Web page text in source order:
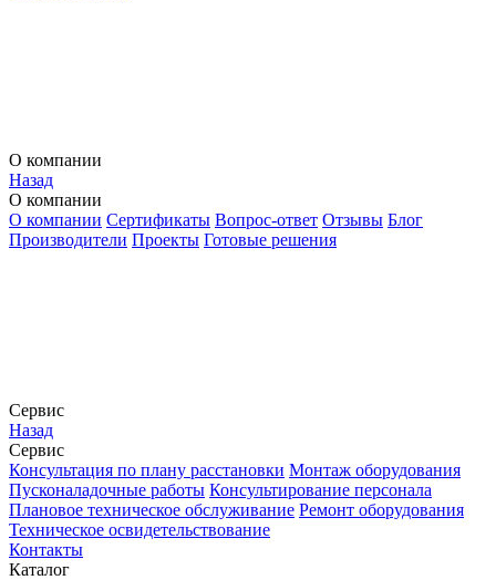
О компании
Назад
О компании
О компании Сертификаты Вопрос-ответ Отзывы Блог
Производители Проекты Готовые решения
Сервис
Назад
Сервис
Конcультация по плану расстановки Монтаж оборудования
Пусконаладочные работы Консультирование персонала
Плановое техническое обслуживание Ремонт оборудования
Техническое освидетельствование
Контакты
Каталог